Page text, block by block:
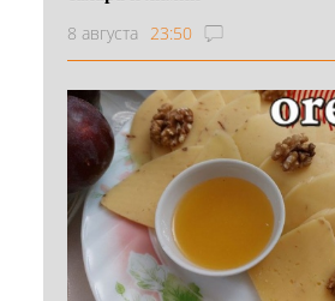
8 августа 23:50